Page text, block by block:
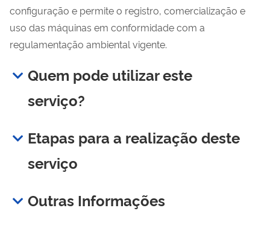
configuração e permite o registro, comercialização e
uso das máquinas em conformidade com a
regulamentação ambiental vigente.
Quem pode utilizar este
serviço?
Etapas para a realização deste
serviço
Outras Informações